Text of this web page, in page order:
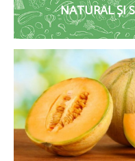
NATURAL ȘI